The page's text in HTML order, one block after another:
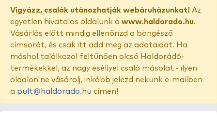
Vigyázz, csalók utánozhatják webáruházunkat! Az
egyetlen hivatalos oldalunk a www.haldorado.hu.
Vásárlás előtt mindig ellenőrizd a böngésző
címsorát, és csak itt add meg az adataidat. Ha
máshol találkozol feltűnően olcsó Haldorádó-
termékekkel, az nagy eséllyel csaló másolat - ilyen
oldalon ne vásárolj, inkább jelezd nekünk e-mailben
a pult@haldorado.hu címen!